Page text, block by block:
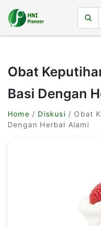
Obat
Basi Dengan
Home / Diskusi / Obat
Dengan Herbal Alami